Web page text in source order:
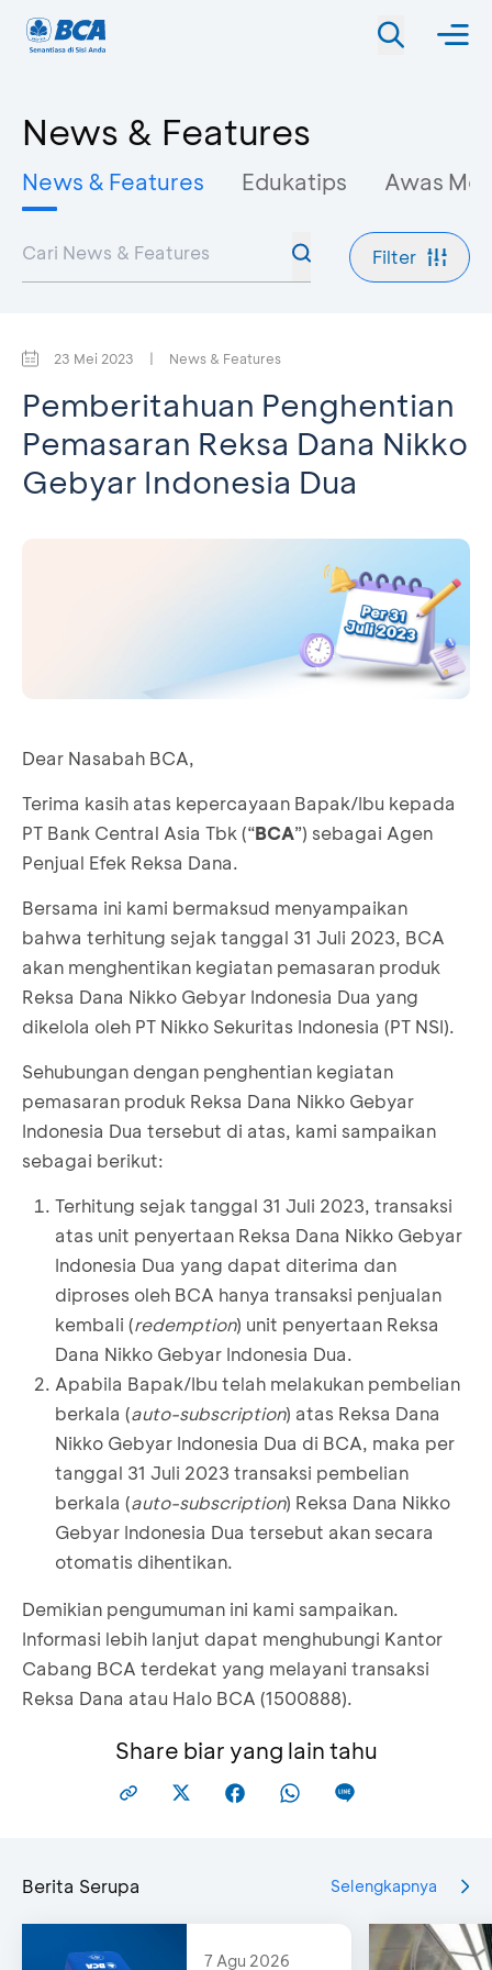
News & Features
News & Features Edukatips Awas
Filter
23 Mei 2023 | News & Features
Pemberitahuan Penghentian
Pemasaran Reksa Dana Nikko
Gebyar Indonesia Dua
Dear Nasabah BCA,
Terima kasih atas kepercayaan Bapak/Ibu kepada
PT Bank Central Asia Tbk (“BCA”) sebagai Agen
Penjual Efek Reksa Dana.
Bersama ini kami bermaksud menyampaikan
bahwa terhitung sejak tanggal 31 Juli 2023, BCA
akan menghentikan kegiatan pemasaran produk
Reksa Dana Nikko Gebyar Indonesia Dua yang
dikelola oleh PT Nikko Sekuritas Indonesia (PT NSI).
Sehubungan dengan penghentian kegiatan
pemasaran produk Reksa Dana Nikko Gebyar
Indonesia Dua tersebut di atas, kami sampaikan
sebagai berikut:
Terhitung sejak tanggal 31 Juli 2023, transaksi
atas unit penyertaan Reksa Dana Nikko Gebyar
Indonesia Dua yang dapat diterima dan
diproses oleh BCA hanya transaksi penjualan
kembali (redemption) unit penyertaan Reksa
Dana Nikko Gebyar Indonesia Dua.
Apabila Bapak/Ibu telah melakukan pembelian
berkala (auto-subscription) atas Reksa Dana
Nikko Gebyar Indonesia Dua di BCA, maka per
tanggal 31 Juli 2023 transaksi pembelian
berkala (auto-subscription) Reksa Dana Nikko
Gebyar Indonesia Dua tersebut akan secara
otomatis dihentikan.
Demikian pengumuman ini kami sampaikan.
Informasi lebih lanjut dapat menghubungi Kantor
Cabang BCA terdekat yang melayani transaksi
Reksa Dana atau Halo BCA (1500888).
Share biar yang lain tahu
Berita Serupa Selengkapnya
7 Agu 2026